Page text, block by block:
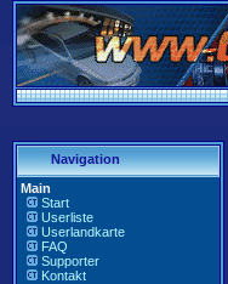
Navigation
Main
Start
Userliste
Userlandkarte
FAQ
Supporter
Kontakt